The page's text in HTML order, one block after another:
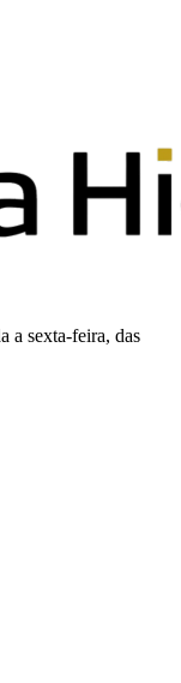
a sexta-feira, das